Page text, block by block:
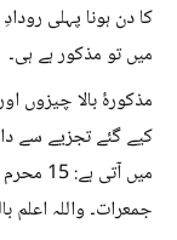
میں تو مذکور ہے ہی۔
مذکورۂ بالا چیزوں
کیے گئے تجزیے سے
جمعرات۔ واللہ اعلم